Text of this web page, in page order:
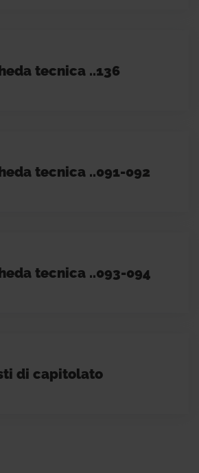
tecnica ..136
tecnica ..091-092
tecnica ..093-094
di capitolato